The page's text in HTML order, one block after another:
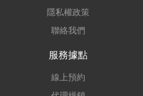
隱私權政策
聯絡我們
服務據點
線上預約